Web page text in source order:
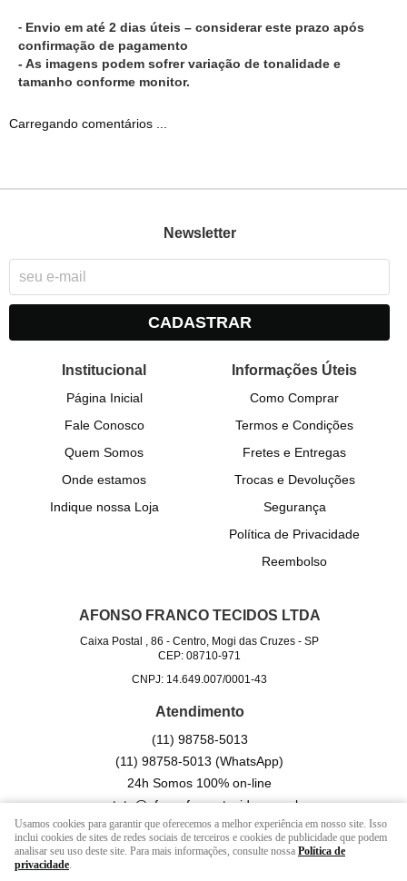
- Envio em até 2 dias úteis – considerar este prazo após
confirmação de pagamento
- As imagens podem sofrer variação de tonalidade e
tamanho conforme monitor.
Carregando comentários ...
Newsletter
CADASTRAR
Institucional
Página Inicial
Fale Conosco
Quem Somos
Onde estamos
Indique nossa Loja
Informações Úteis
Como Comprar
Termos e Condições
Fretes e Entregas
Trocas e Devoluções
Segurança
Política de Privacidade
Reembolso
AFONSO FRANCO TECIDOS LTDA
Caixa Postal , 86 -Centro, Mogi das Cruzes -SP
CEP: 08710-971
CNPJ: 14.649.007/0001-43
Atendimento
(11) 98758-5013
(11) 98758-5013(WhatsApp)
24h Somos 100% on-line
contato@afonsofrancotecidos.com.br
LOJA VIRTUAL CRIADA POR
Usamos cookies para garantir que oferecemos a melhor experiência em nosso site. Isso
inclui cookies de sites de redes sociais de terceiros e cookies de publicidade que podem
analisar seu uso deste site. Para mais informações, consulte nossa Política de
privacidade.